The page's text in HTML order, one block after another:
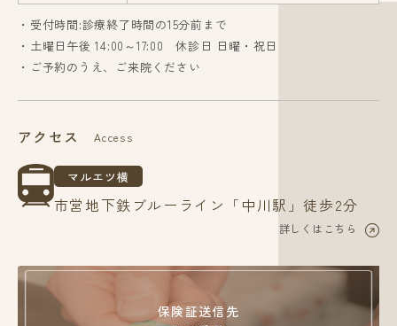
・受付時間:診療終了時間の15分前まで
・土曜日午後 14:00～17:00 休診日 日曜・祝日
・ご予約のうえ、ご来院ください
アクセス Access
マルエツ横
市営地下鉄ブルーライン「中川駅」徒歩2分
詳しくはこちら
保険証送信先